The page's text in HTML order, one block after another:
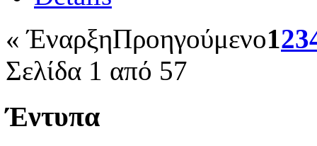
«ΈναρξηΠροηγούμενο123
Σελίδα 1 από 57
Έντυπα